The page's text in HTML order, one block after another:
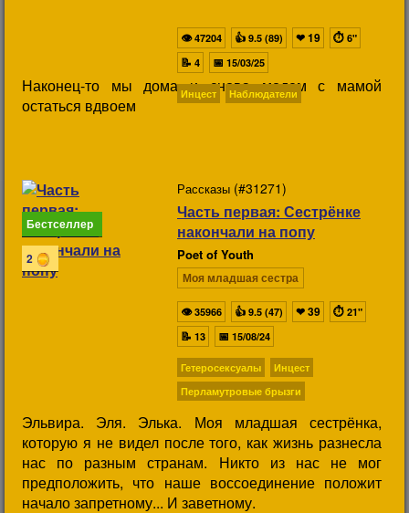
Наконец-то мы дома и снова модем с мамой
остаться вдвоем
👁47204 👍 9.5 (89) ❤19 ⏱ 6"
📝 4 📅 15/03/25
Инцест Наблюдатели
Бестселлер
2
Рассказы (#31271)
Часть первая: Сестрёнке
накончали на попу
Poet of Youth
Моя младшая сестра
Эльвира. Эля. Элька. Моя младшая сестрёнка,
которую я не видел после того, как жизнь разнесла
нас по разным странам. Никто из нас не мог
предположить, что наше воссоединение положит
начало запретному... И заветному.
👁35966 👍 9.5 (47) ❤39 ⏱ 21"
📝 13 📅 15/08/24
Гетеросексуалы
Инцест
Перламутровые брызги